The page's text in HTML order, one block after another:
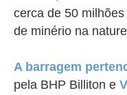
cerca de 50
de minério na
A barragem
pela BHP Billiton e